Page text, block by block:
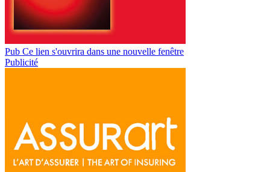
Pub Ce lien s'ouvrira dans une nouvelle fenêtre
Publicité